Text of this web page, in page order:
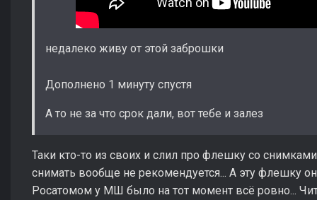
недалеко живу от этой заброшки
Дополнено 1 минуту спустя
А то не за что срок дали, вот тебе и залез
Таки кто-то из своих и слил про флешку со
снимать вообще не рекомендуется... А эту флешку
Росатомом у МШ было на тот момент всё ровно...